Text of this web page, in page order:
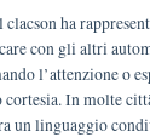
ha
con gli altri
l’attenzione o
In molte
un linguaggio